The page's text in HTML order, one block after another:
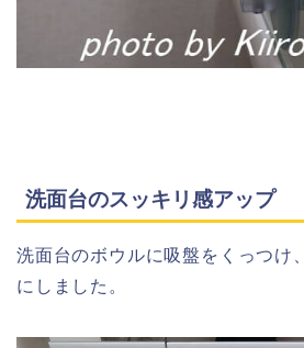
洗面台のスッキリ感アップ
洗面台のボウルに吸盤をくっつけ
にしました。